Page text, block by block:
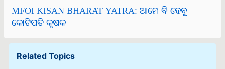
MFOI KISAN BHARAT YATRA: ଆମେ ବି ହେବୁ
କୋଟିପତି କୃଷକ
Related Topics